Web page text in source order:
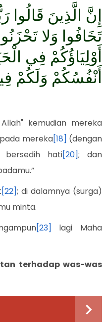
إِنَّ الَّذِينَ قَالُوا
أَوْلِيَاؤُكُمْ فِي
أَنْفُسُكُمْ وَلَكُمْ فِيهَا مَا تَدَّعُونَ
kemudian mereka
mereka[18] (dengan
bersedih hati[20]; dan
[22]; di dalamnya (surga)
minta.
[23]
lagi Maha
terhadap was-was